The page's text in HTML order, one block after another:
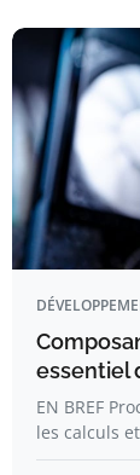
essentiel
EN BREF
les calculs